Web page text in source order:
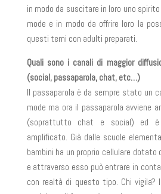
in modo da suscitare in loro uno
mode e in modo da offrire loro la
questi temi con adulti preparati.
Quali sono i canali di maggior
(social, passaparola, chat, etc…)
Il passaparola è da sempre stato un
mode ma ora il passaparola avviene
(soprattutto chat e social) ed è
amplificato. Già dalle scuole
bambini ha un proprio cellulare
e attraverso esso può entrare in
con realtà di questo tipo. Chi vigila?